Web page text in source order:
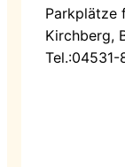
Parkplätze
Kirchberg,
Tel.:04531-